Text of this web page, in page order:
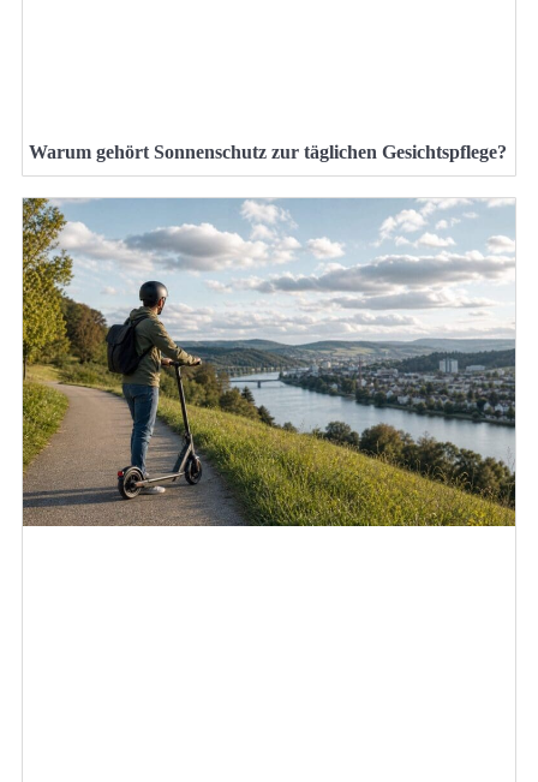
Warum gehört Sonnenschutz zur täglichen Gesichtspflege?